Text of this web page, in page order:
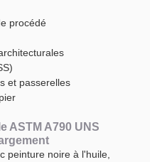
procédé
et passerelles
ASTM A790 UNS
peinture noire à l'huile,